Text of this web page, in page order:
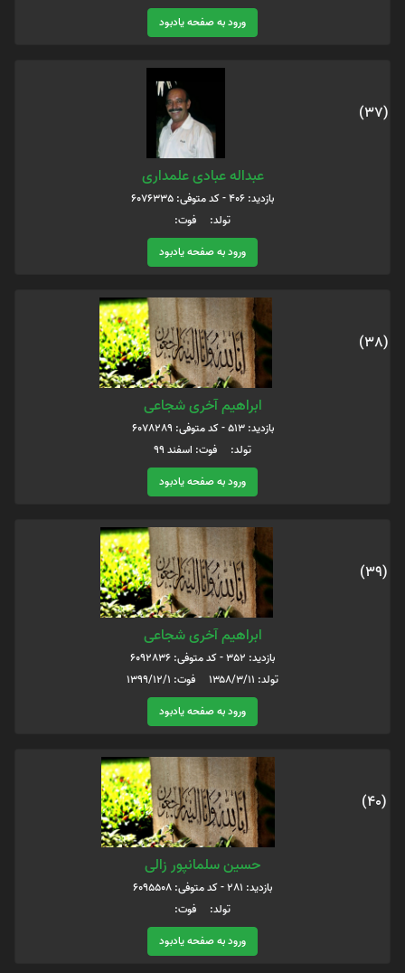
ورود به صفحه یادبود
(37)
عبداله عبادی علمداری
بازدید: 406 - کد متوفی: 6076335
تولد: فوت:
ورود به صفحه یادبود
(38)
ابراهیم آخری شجاعی
بازدید: 513 - کد متوفی: 6078289
تولد: فوت: اسفند ۹۹
ورود به صفحه یادبود
(39)
ابراهیم آخری شجاعی
بازدید: 352 - کد متوفی: 6092836
تولد: ۱۳۵۸/۳/۱۱ فوت: ۱۳۹۹/۱۲/۱
ورود به صفحه یادبود
(40)
حسین سلمانپور زالی
بازدید: 281 - کد متوفی: 6095508
تولد: فوت:
ورود به صفحه یادبود